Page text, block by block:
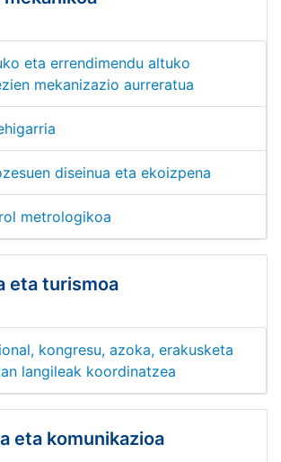
eta errendimendu altuko
mekanizazio aurreratua
diseinua eta ekoizpena
metrologikoa
eta turismoa
kongresu, azoka, erakusketa
langileak koordinatzea
eta komunikazioa